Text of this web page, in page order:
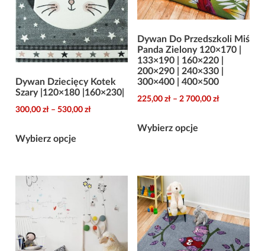
Dywan Dziecięcy Kotek
Szary |120×180 |160×230|
300,00 zł – 530,00 złZakres
530,00 zł
Wybierz opcje
wiele
wariantów.
można
wybrać
Dywan Do Przedszkoli Miś
Panda Zielony 120×170 |
133×190 | 160×220 |
200×290 | 240×330 |
300×400 | 400×500
225,00 zł – 2 700,00 złZakres
Wybierz opcje
Opcje
można
wybrać